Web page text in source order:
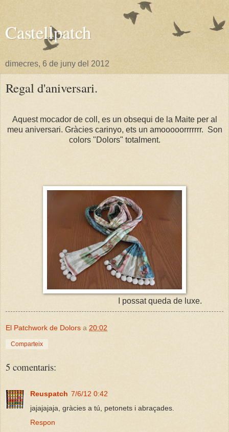
Castellpatch
dimecres, 6 de juny del 2012
Regal d'aniversari.
Aquest mocador de coll, es un obsequi de la Maite per al
meu aniversari. Gràcies carinyo, ets un amooooorrrrrrr. Son
colors "Dolors" totalment.
I possat queda de luxe.
El Patchwork de Dolors a 20:02
Comparteix
5 comentaris:
Reuspatch 7/6/12 0:42
jajajajaja, gràcies a tú, petonets i abraçades.
Respon